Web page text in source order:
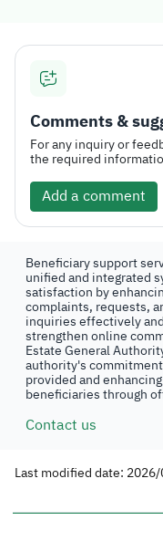
Comments &
For any inquiry or
the required
Add a comment
Beneficiary support
unified and integrated
satisfaction by
complaints, requests,
inquiries effectively
strengthen online
Estate General
authority's
provided and
beneficiaries through
Contact us
Last modified date: